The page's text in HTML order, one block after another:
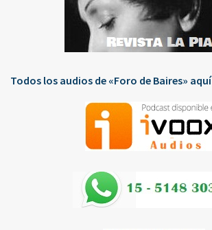
Todos los audios de «Foro de Baires» aquí